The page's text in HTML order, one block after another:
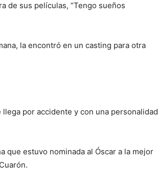
de sus películas, “Tengo sueños
la encontró en un casting para otra
por accidente y con una personalidad
que estuvo nominada al Óscar a la mejor